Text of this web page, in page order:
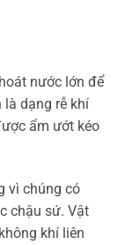
nước lớn để
là dạng rễ khí
ẩm ướt kéo
vì chúng có
chậu sứ. Vật
khí liên